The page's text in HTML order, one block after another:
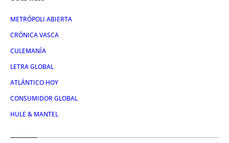
METRÓPOLI ABIERTA
CRÓNICA VASCA
CULEMANÍA
LETRA GLOBAL
ATLÁNTICO HOY
CONSUMIDOR GLOBAL
HULE & MANTEL